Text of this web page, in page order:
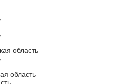
область
область